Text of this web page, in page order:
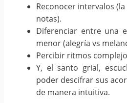
Reconocer intervalos
notas).
Diferenciar entre una
menor (alegría vs
Percibir ritmos
Y, el santo grial,
poder descifrar sus
de manera intuitiva.